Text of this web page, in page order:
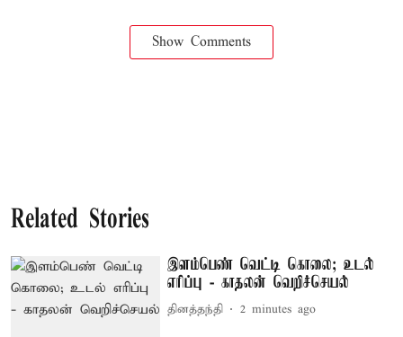
Show Comments
Related Stories
இளம்பெண் வெட்டி கொலை; உடல்
எரிப்பு - காதலன் வெறிச்செயல்
தினத்தந்தி 2 minutes ago